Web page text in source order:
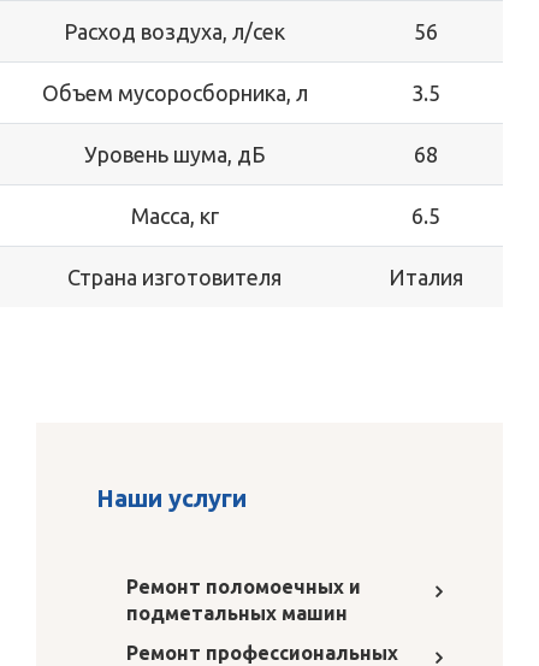
Расход воздуха, л/сек 56
Объем мусоросборника, л 3.5
Уровень шума, дБ 68
Масса, кг 6.5
Страна изготовителя Италия
Наши услуги
Ремонт поломоечных и
подметальных машин
Ремонт профессиональных